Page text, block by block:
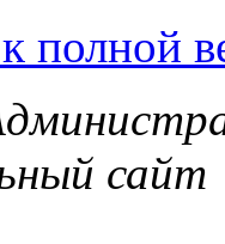
полной
сайт